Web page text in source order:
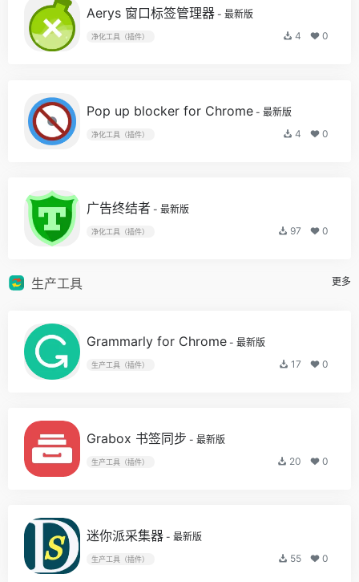
Aerys 窗口标签管理器 - 最新版
净化工具（插件） 4 0
Pop up blocker for Chrome - 最新版
净化工具（插件） 4 0
广告终结者 - 最新版
净化工具（插件） 97 0
生产工具 更多
Grammarly for Chrome - 最新版
生产工具（插件） 17 0
Grabox 书签同步 - 最新版
生产工具（插件） 20 0
迷你派采集器 - 最新版
生产工具（插件） 55 0